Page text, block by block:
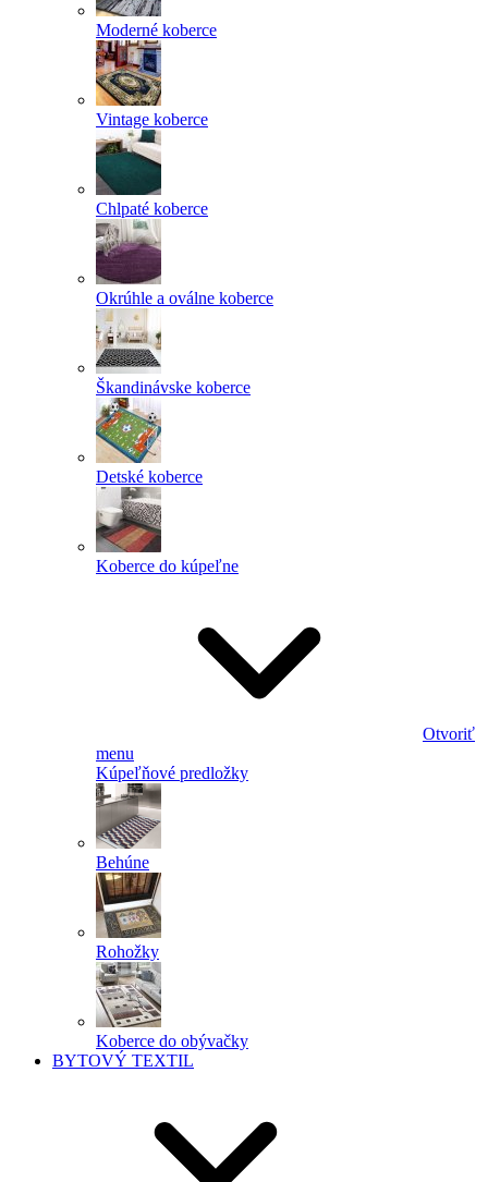
Moderné koberce
Vintage koberce
Chlpaté koberce
Okrúhle a oválne koberce
Škandinávske koberce
Detské koberce
Koberce do kúpeľne
Otvoriť
menu
Kúpeľňové predložky
Behúne
Rohožky
Koberce do obývačky
BYTOVÝ TEXTIL